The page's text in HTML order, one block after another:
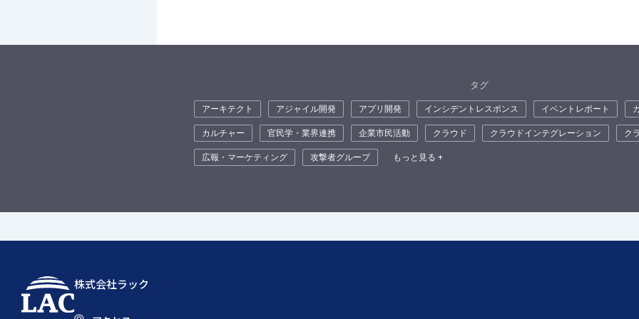
タグ
アーキテクト アジャイル開発 アプリ開発 インシデントレスポンス イベントレポート
カルチャー
官民学・業界連携 企業市民活動 クラウド クラウドインテグレーション ク
広報・マーケティング
攻撃者グループ もっと見る +
株式会社ラック